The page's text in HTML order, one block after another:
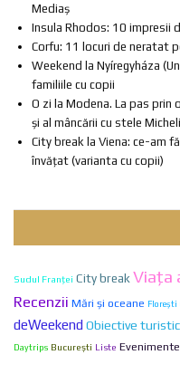
Mediaș
Insula Rhodos: 10 impresii
Corfu: 11 locuri de neratat
Weekend la Nyíregyháza
familiile cu copii
O zi la Modena. La pas prin
și al mâncării cu stele
City break la Viena: ce-am
învățat (varianta cu copii)
Sudul Franței City break Viaţa
Recenzii Mări și oceane Florești
deWeekend Obiective
Daytrips Bucureşti Liste Evenimente